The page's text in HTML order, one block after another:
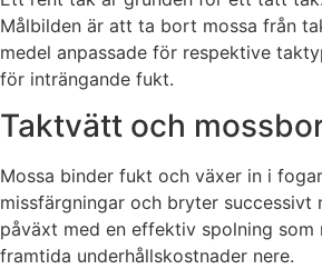
Målbilden är att ta bort mossa från
medel anpassade för respektive
för inträngande fukt.
Taktvätt och
Mossa binder fukt och växer in i
missfärgningar och bryter
påväxt med en effektiv spolning
framtida underhållskostnader nere.